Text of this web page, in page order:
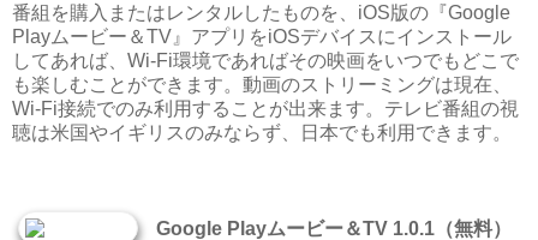
番組を購入またはレンタルしたものを、iOS版の『Google
Playムービー＆TV』アプリをiOSデバイスにインストール
してあれば、Wi-Fi環境であればその映画をいつでもどこで
も楽しむことができます。動画のストリーミングは現在、
Wi-Fi接続でのみ利用することが出来ます。テレビ番組の視
聴は米国やイギリスのみならず、日本でも利用できます。
Google Playムービー＆TV 1.0.1（無料）